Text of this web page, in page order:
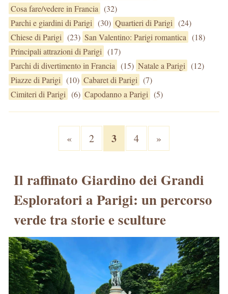
Cosa fare/vedere in Francia (32)
Parchi e giardini di Parigi (30) Quartieri di Parigi (24)
Chiese di Parigi (23) San Valentino: Parigi romantica (18)
Principali attrazioni di Parigi (17)
Parchi di divertimento in Francia (15) Natale a Parigi (12)
Piazze di Parigi (10) Cabaret di Parigi (7)
Cimiteri di Parigi (6) Capodanno a Parigi (5)
« 2 3 4 »
Il raffinato Giardino dei Grandi
Esploratori a Parigi: un percorso
verde tra storie e sculture